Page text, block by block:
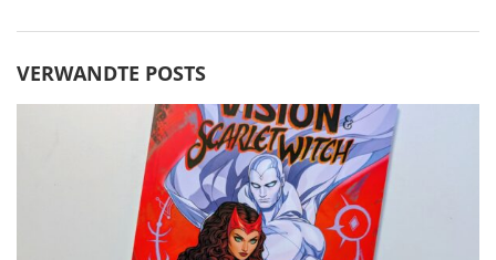
VERWANDTE POSTS